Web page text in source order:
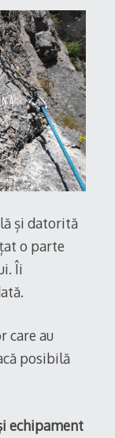
și datorită
o parte
Îi
care au
posibilă
echipament